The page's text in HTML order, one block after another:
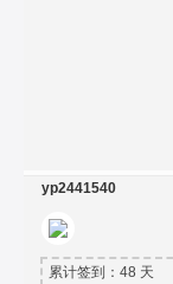
yp2441540
累计签到：48 天